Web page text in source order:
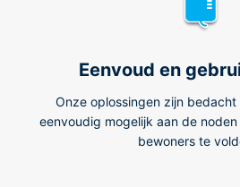
Eenvoud en
Onze oplossingen zijn
eenvoudig mogelijk aan de
bewoners te